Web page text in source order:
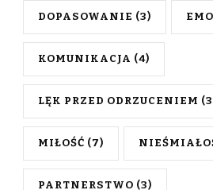
DOPASOWANIE (3)
KOMUNIKACJA (4)
LĘK PRZED ODRZUCENIEM
MIŁOŚĆ (7)
PARTNERSTWO (3)